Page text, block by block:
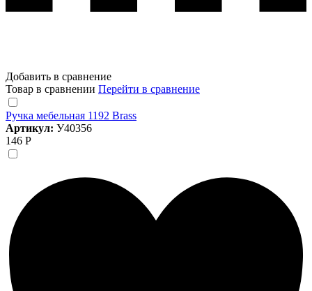
Добавить в сравнение
Товар в сравнении Перейти в сравнение
Ручка мебельная 1192 Brass
Артикул: У40356
146 Р